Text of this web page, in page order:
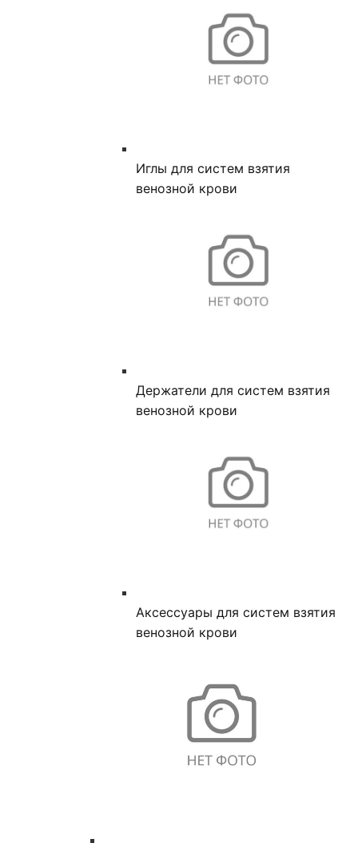
Иглы для систем взятия
венозной крови
Держатели для систем взятия
венозной крови
Аксессуары для систем взятия
венозной крови